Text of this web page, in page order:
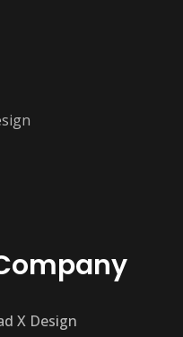
X Design